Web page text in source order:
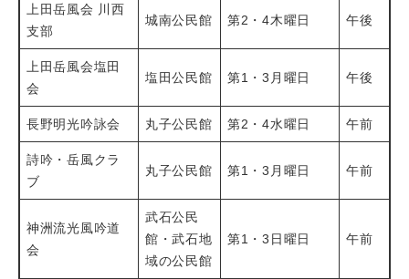
上田岳風会 川西
支部
城南公民館 第2・4木曜日 午後
上田岳風会塩田
会
塩田公民館 第1・3月曜日 午後
長野明光吟詠会 丸子公民館 第2・4水曜日 午前
詩吟・岳風クラ
ブ
丸子公民館 第1・3月曜日 午前
神洲流光風吟道
会
武石公民
館・武石地
域の公民館
​​第1・3日曜日 午前